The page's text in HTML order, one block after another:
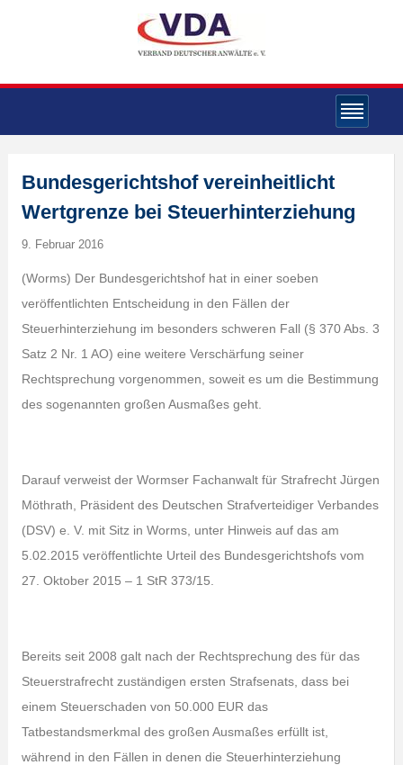
Bundesgerichtshof vereinheitlicht
Wertgrenze bei Steuerhinterziehung
9. Februar 2016
(Worms) Der Bundesgerichtshof hat in einer soeben
veröffentlichten Entscheidung in den Fällen der
Steuerhinterziehung im besonders schweren Fall (§ 370 Abs. 3
Satz 2 Nr. 1 AO) eine weitere Verschärfung seiner
Rechtsprechung vorgenommen, soweit es um die Bestimmung
des sogenannten großen Ausmaßes geht.
Darauf verweist der Wormser Fachanwalt für Strafrecht Jürgen
Möthrath, Präsident des Deutschen Strafverteidiger Verbandes
(DSV) e. V. mit Sitz in Worms, unter Hinweis auf das am
5.02.2015 veröffentlichte Urteil des Bundesgerichtshofs vom
27. Oktober 2015 – 1 StR 373/15.
Bereits seit 2008 galt nach der Rechtsprechung des für das
Steuerstrafrecht zuständigen ersten Strafsenats, dass bei
einem Steuerschaden von 50.000 EUR das
Tatbestandsmerkmal des großen Ausmaßes erfüllt ist,
während in den Fällen in denen die Steuerhinterziehung